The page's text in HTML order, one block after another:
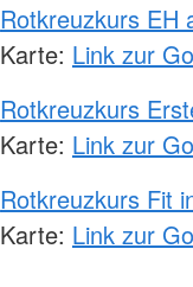
Rotkreuzkurs EH
Karte: Link zur
Rotkreuzkurs
Karte: Link zur
Rotkreuzkurs Fit
Karte: Link zur